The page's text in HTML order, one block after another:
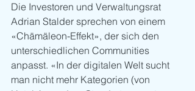
Die Investoren und Verwaltungsrat
Adrian Stalder sprechen von einem
«Chämäleon-Effekt», der sich den
unterschiedlichen Communities
anpasst. «In der digitalen Welt sucht
man nicht mehr Kategorien (von